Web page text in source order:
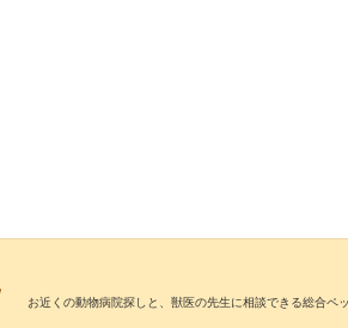
お近くの動物病院探しと、獣医の先生に相談できる総合ペ